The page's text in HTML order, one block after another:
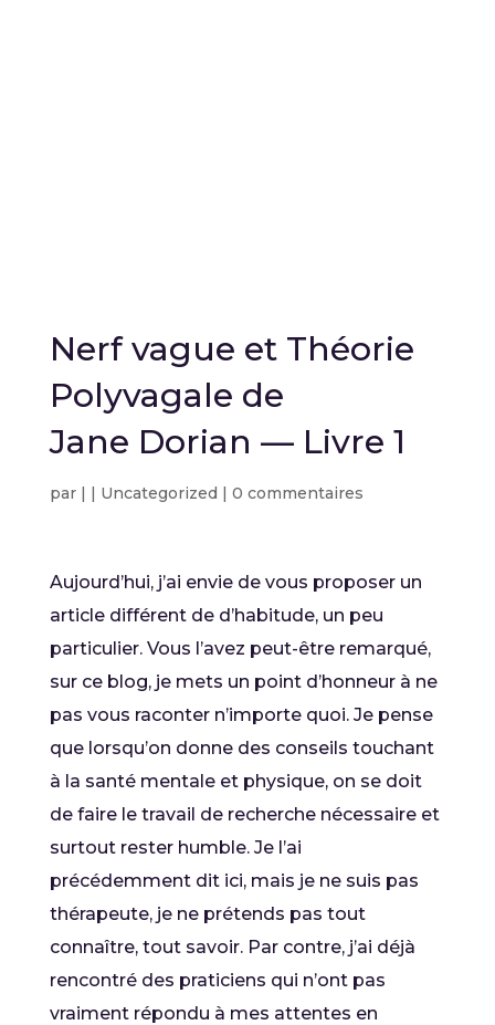
Nerf vague et Théorie
Polyvagale de
Jane Dorian — Livre 1
par | | Uncategorized | 0 commentaires
Aujourd’hui, j’ai envie de vous proposer un
article différent de d’habitude, un peu
particulier. Vous l’avez peut-être remarqué,
sur ce blog, je mets un point d’honneur à ne
pas vous raconter n’importe quoi. Je pense
que lorsqu’on donne des conseils touchant
à la santé mentale et physique, on se doit
de faire le travail de recherche nécessaire et
surtout rester humble. Je l’ai
précédemment dit ici, mais je ne suis pas
thérapeute, je ne prétends pas tout
connaître, tout savoir. Par contre, j’ai déjà
rencontré des praticiens qui n’ont pas
vraiment répondu à mes attentes en